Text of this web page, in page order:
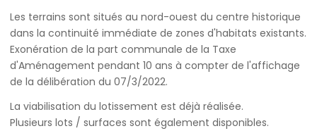
Les terrains sont situés au nord-ouest du centre historique
dans la continuité immédiate de zones d'habitats existants.
Exonération de la part communale de la Taxe
d'Aménagement pendant 10 ans à compter de l'affichage
de la délibération du 07/3/2022.
La viabilisation du lotissement est déjà réalisée.
Plusieurs lots / surfaces sont également disponibles.